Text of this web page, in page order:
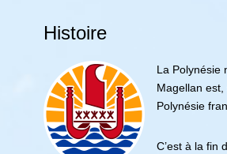
Histoire
La Polynésie
Magellan
Polynésie
C’est à la fin